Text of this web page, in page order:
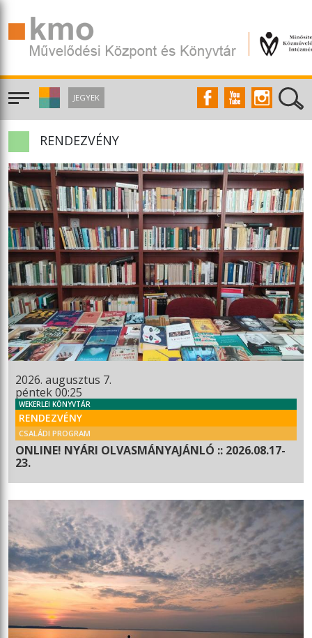
JEGYEK
RENDEZVÉNY
2026. augusztus 7.
péntek 00:25
WEKERLEI KÖNYVTÁR
RENDEZVÉNY
CSALÁDI PROGRAM
ONLINE! NYÁRI OLVASMÁNYAJÁNLÓ :: 2026.08.17-
23.